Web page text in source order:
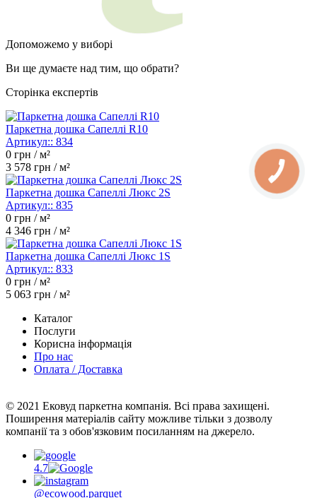
Допоможемо у виборі
Ви ще думаєте над тим, що обрати?
Сторінка експертів
Паркетна дошка Сапеллі R10
Артикул:: 834
0 грн / м²
3 578 грн / м²
Паркетна дошка Сапеллі Люкс 2S
Артикул:: 835
0 грн / м²
4 346 грн / м²
Паркетна дошка Сапеллі Люкс 1S
Артикул:: 833
0 грн / м²
5 063 грн / м²
Каталог
Послуги
Корисна інформація
Про нас
Оплата / Доставка
© 2021 Ековуд паркетна компанія. Всі права захищені.
Поширення матеріалів сайту можливе тільки з дозволу
компанії та з обов'язковим посиланням на джерело.
4.7
@ecowood.parquet